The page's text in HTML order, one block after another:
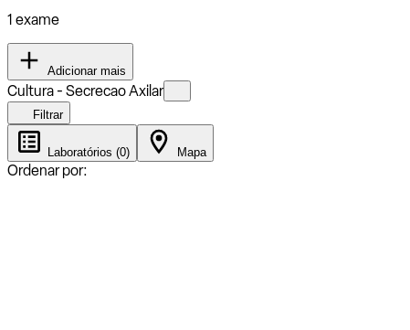
1 exame
Adicionar mais
Cultura - Secrecao Axilar
Filtrar
Laboratórios (0) Mapa
Ordenar por: